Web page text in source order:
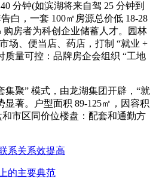
分钟(如滨湖将来自驾 25 分钟到
白，一套 100㎡房源总价低 18-28
购房者为科创企业储蓄人才。园林
场、便当店、药店，打制 “就业 +
质量可控：品牌房企会组织 “工地
聚” 模式，由龙湖集团开辟，“就
显著。户型面积 89-125㎡，因容积
市区同价位楼盘：配套和通勤方
系关系效提高
的主要典范